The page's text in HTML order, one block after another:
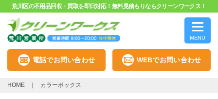
荒川区の不用品回収・買取を即日対応！無料見積もりならクリーンワークス！
MENU
電話でお問い合わせ WEBでお問い合わせ
HOME カラーボックス